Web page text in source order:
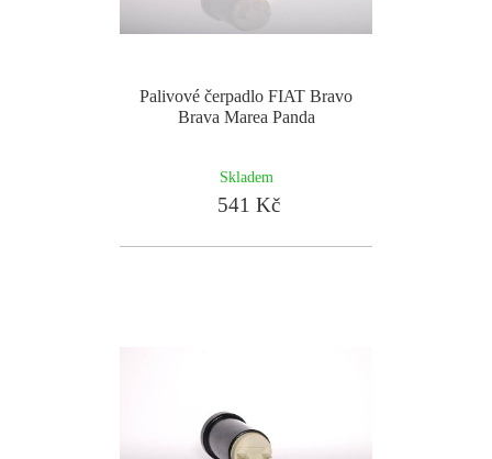
Palivové čerpadlo FIAT Bravo
Brava Marea Panda
Skladem
541 Kč